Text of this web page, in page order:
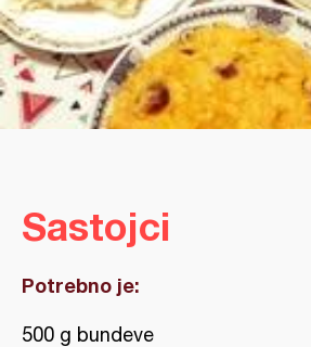
Sastojci
Potrebno je:
500 g bundeve